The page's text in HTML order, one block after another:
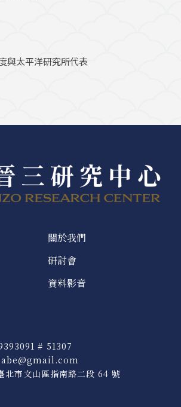
與太平洋研究所代表
關於我們
研討會
資料影音
# 51307
北市文山區指南路二段 64 號